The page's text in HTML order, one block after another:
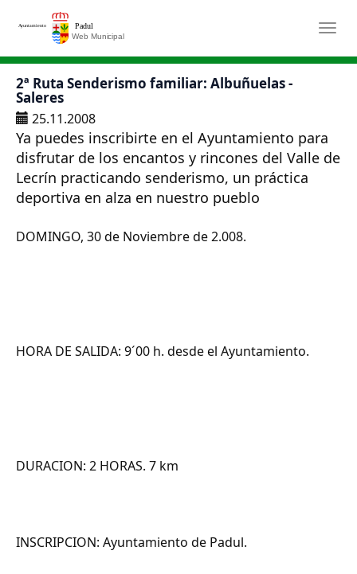
Saltar al contenido principal
2ª Ruta Senderismo familiar: Albuñuelas -
Saleres
25.11.2008
Ya puedes inscribirte en el Ayuntamiento para
disfrutar de los encantos y rincones del Valle de
Lecrín practicando senderismo, un práctica
deportiva en alza en nuestro pueblo
DOMINGO, 30 de Noviembre de 2.008.
HORA DE SALIDA: 9´00 h. desde el Ayuntamiento.
DURACION: 2 HORAS. 7 km
INSCRIPCION: Ayuntamiento de Padul.